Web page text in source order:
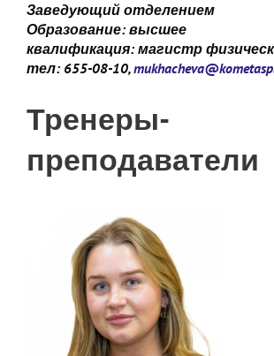
Заведующий отделением
Образование: высшее
квалификация: магистр
тел: 655-08-10,
Тренеры-
преподаватели